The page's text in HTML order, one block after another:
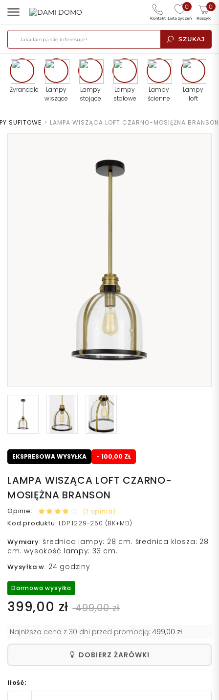
SZUKAJ
0
Lista życzeń
0
Koszyk
Kontakt
Żyrandole
Lampy
wiszące
Lampy
stojące
Lampy
stołowe
Lampy
ścienne
Lampy
loft
SUFITOWE > LAMPA WISZĄCA LOFT CZARNO-MOSIĘŻNA BRANSON
EKSPRESOWA WYSYŁKA - 100,00 ZŁ
LAMPA WISZĄCA LOFT CZARNO-
MOSIĘŻNA BRANSON
Opinie:
(1 opinia)
Kod produktu: LDP 1229-250 (BK+MD)
Wymiary: średnica lampy: 28 cm. średnica klosza: 28
cm. wysokość lampy: 33 cm.
Wysyłka w: 24 godziny
Darmowa wysyłka
399,00 zł 499,00 zł
Najniższa cena z 30 dni przed promocją: 499,00 zł
DOBIERZ ŻARÓWKI
Ilość: